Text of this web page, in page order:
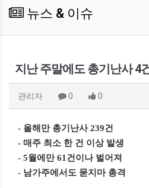
뉴스 & 이슈
지난 주말에도 총기난사 4
관리자 0 0
- 올해만 총기난사 239건
- 매주 최소 한 건 이상 발생
- 5월에만 61건이나 벌어져
- 남가주에서도 묻지마 총격